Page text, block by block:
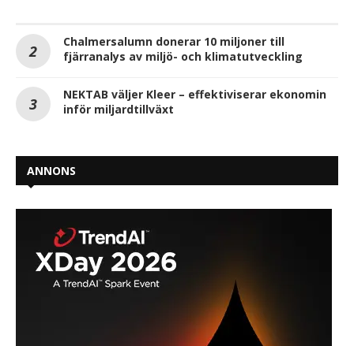
Chalmersalumn donerar 10 miljoner till
fjärranalys av miljö- och klimatutveckling
NEKTAB väljer Kleer – effektiviserar ekonomin
inför miljardtillväxt
ANNONS